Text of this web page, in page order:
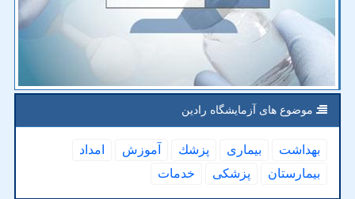
موضوع های آزمایشگاه رادین
بهداشت بیماری پزشك آموزش
امداد
بیمارستان
پزشكی خدمات